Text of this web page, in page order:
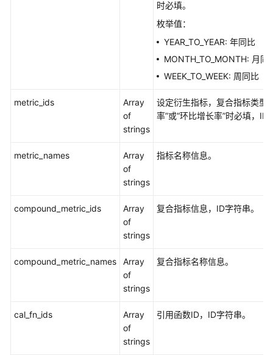
时必填。
枚举值：
YEAR_TO_YEAR: 年同比
MONTH_TO_MONTH: 月同
WEEK_TO_WEEK: 周同比
metric_ids
Array
of
strings
设定衍生指标，复合指标类型
率”或“环比增长率”时必填，ID
metric_names
Array
of
strings
指标名称信息。
compound_metric_ids
Array
of
strings
复合指标信息，ID字符串。
compound_metric_names
Array
of
strings
复合指标名称信息。
cal_fn_ids
Array
of
strings
引用函数ID，ID字符串。